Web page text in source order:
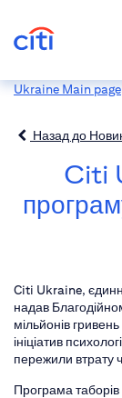
Ukraine Main page
Назад до
Citi
Citi Ukraine,
надав
мільйонів
ініціатив
пережили втрату
Програма таборів